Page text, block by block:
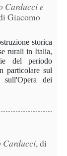
Carducci e
Giacomo
storica
rurali in Italia,
del periodo
particolare sul
sull'Opera dei
Carducci, di